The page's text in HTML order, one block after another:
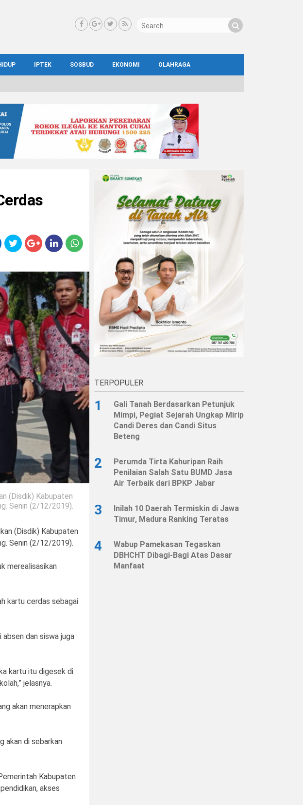
IPTEK SOSBUD EKONOMI OLAHRAGA
(Disdik) Kabupaten
Senin (2/12/2019).
(Disdik) Kabupaten
Senin (2/12/2019).
merealisasikan
kartu cerdas sebagai
dan siswa juga
kartu itu digesek di
jelasnya.
akan menerapkan
akan di sebarkan
Kabupaten
akses
TERPOPULER
1
Gali Tanah Berdasarkan Petunjuk
Mimpi, Pegiat Sejarah Ungkap Mirip
Candi Deres dan Candi Situs
Beteng
2
Perumda Tirta Kahuripan Raih
Penilaian Salah Satu BUMD Jasa
Air Terbaik dari BPKP Jabar
3
Inilah 10 Daerah Termiskin di Jawa
Timur, Madura Ranking Teratas
4
Wabup Pamekasan Tegaskan
DBHCHT Dibagi-Bagi Atas Dasar
Manfaat